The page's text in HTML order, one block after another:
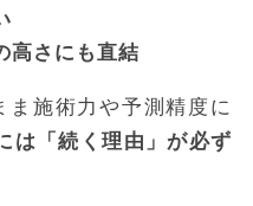
高さにも直結
ま施術力や予測精度に
は「続く理由」が必ず